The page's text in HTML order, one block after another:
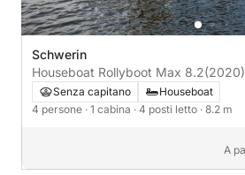
Schwerin
Houseboat Rollyboot Max 8.2(2020)
Senza capitano
Houseboat
4 persone · 1 cabina · 4 posti letto · 8.2 m
A